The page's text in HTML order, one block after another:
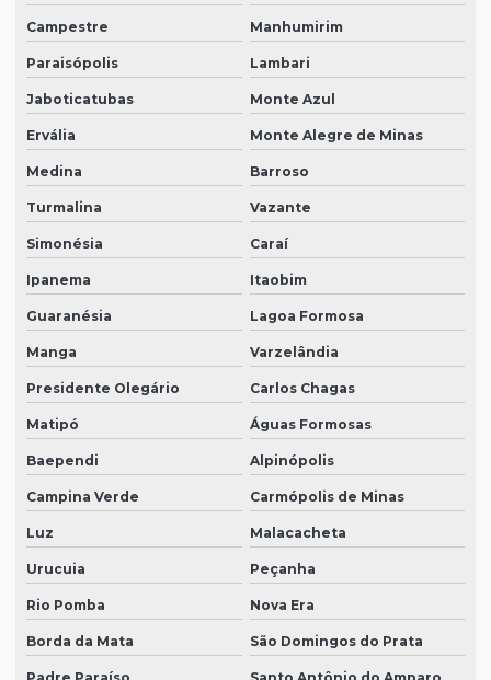
Campestre Manhumirim
Paraisópolis Lambari
Jaboticatubas Monte Azul
Ervália Monte Alegre de Minas
Medina Barroso
Turmalina Vazante
Simonésia Caraí
Ipanema Itaobim
Guaranésia Lagoa Formosa
Manga Varzelândia
Presidente Olegário Carlos Chagas
Matipó Águas Formosas
Baependi Alpinópolis
Campina Verde Carmópolis de Minas
Luz Malacacheta
Urucuia Peçanha
Rio Pomba Nova Era
Borda da Mata São Domingos do Prata